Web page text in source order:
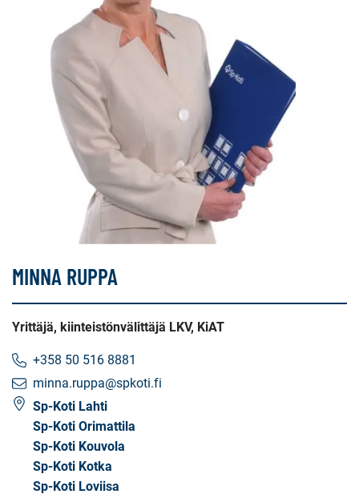
MINNA RUPPA
Yrittäjä, kiinteistönvälittäjä LKV, KiAT
+358 50 516 8881
minna.ruppa@spkoti.fi
Sp-Koti Lahti
Sp-Koti Orimattila
Sp-Koti Kouvola
Sp-Koti Kotka
Sp-Koti Loviisa